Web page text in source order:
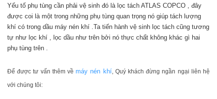
Yếu tố phụ tùng cần phải vệ sinh đó là lọc tách ATLAS COPCO , đây
được coi là một trong những phụ tùng quan trọng nó giúp tách lượng
khí có trong dầu máy nén khí .Ta tiến hành vệ sinh lọc tách cũng tương
tự như lọc khí , lọc dầu như trên bởi nó thực chất không khác gì hai
phụ tùng trên .
Để được tư vấn thêm vềmáy nén khí, Quý khách đừng ngần ngại liên hệ
với chúng tôi: